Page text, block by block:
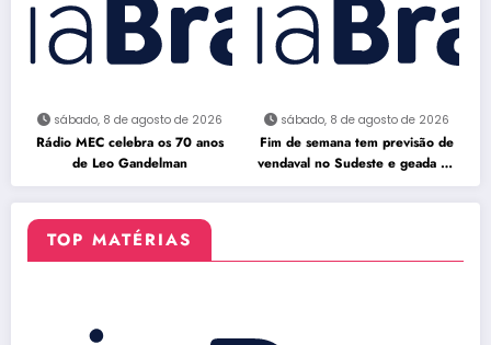
sábado, 8 de agosto de 2026
Rádio MEC celebra os 70 anos
de Leo Gandelman
sábado, 8 de agosto de 2026
Fim de semana tem previsão de
vendaval no Sudeste e geada no
Sul
TOP MATÉRIAS